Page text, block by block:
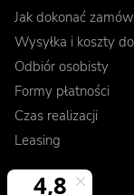
Jak dokonać
Wysyłka i koszty
Odbiór osobisty
Formy płatności
Czas realizacji
Leasing